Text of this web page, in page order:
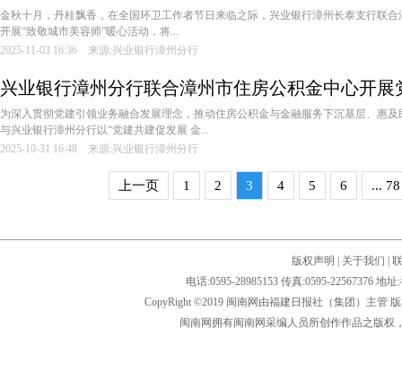
金秋十月，丹桂飘香，在全国环卫工作者节日来临之际，兴业银行漳州长泰支行联
开展“致敬城市美容师”暖心活动，将...
2025-11-03 16:36 来源:兴业银行漳州分行
兴业银行漳州分行联合漳州市住房公积金中心开
动
为深入贯彻党建引领业务融合发展理念，推动住房公积金与金融服务下沉基层、惠
与兴业银行漳州分行以“党建共建促发展 金...
2025-10-31 16:48 来源:兴业银行漳州分行
上一页 1 2 3 4 5 6 ... 78
版权声明 关于我们
电话:0595-28985153 传真:0595-22567376 地
CopyRight ©2019 闽南网由福建日报社（集团）主管
闽南网拥有闽南网采编人员所创作作品之版